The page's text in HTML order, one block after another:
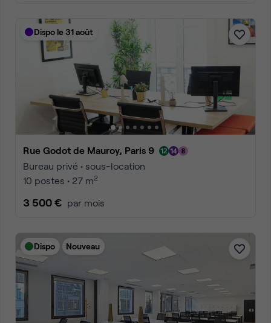
Dispo le 31 août
Rue Godot de Mauroy, Paris 9
Bureau privé • sous-location
10 postes • 27 m2
3 500 € par mois
Dispo Nouveau